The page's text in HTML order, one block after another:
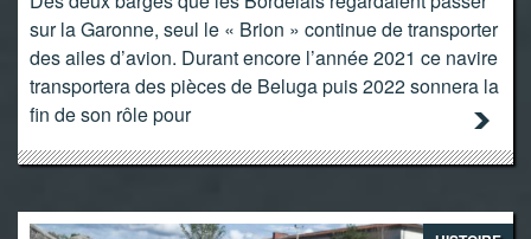
sur la Garonne, seul le « Brion » continue de transporter
des ailes d’avion. Durant encore l’année 2021 ce navire
transportera des pièces de Beluga puis 2022 sonnera la
fin de son rôle pour